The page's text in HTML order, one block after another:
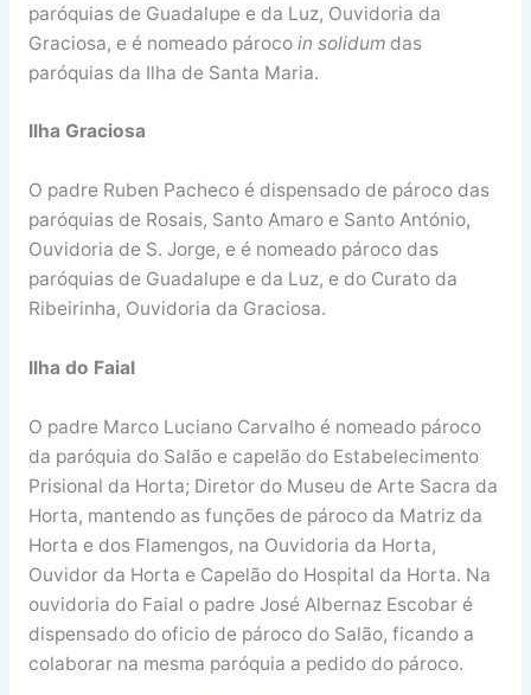
paróquias de Guadalupe e da Luz, Ouvidoria da
Graciosa, e é nomeado párocoin solidumdas
paróquias da Ilha de Santa Maria.
Ilha Graciosa
O padre Ruben Pacheco é dispensado de pároco das
paróquias de Rosais, Santo Amaro e Santo António,
Ouvidoria de S. Jorge, e é nomeado pároco das
paróquias de Guadalupe e da Luz, e do Curato da
Ribeirinha, Ouvidoria da Graciosa.
Ilha do Faial
O padre Marco Luciano Carvalho é nomeado pároco
da paróquia do Salão e capelão do Estabelecimento
Prisional da Horta; Diretor do Museu de Arte Sacra da
Horta, mantendo as funções de pároco da Matriz da
Horta e dos Flamengos, na Ouvidoria da Horta,
Ouvidor da Horta e Capelão do Hospital da Horta. Na
ouvidoria do Faial o padre José Albernaz Escobar é
dispensado do oficio de pároco do Salão, ficando a
colaborar na mesma paróquia a pedido do pároco.